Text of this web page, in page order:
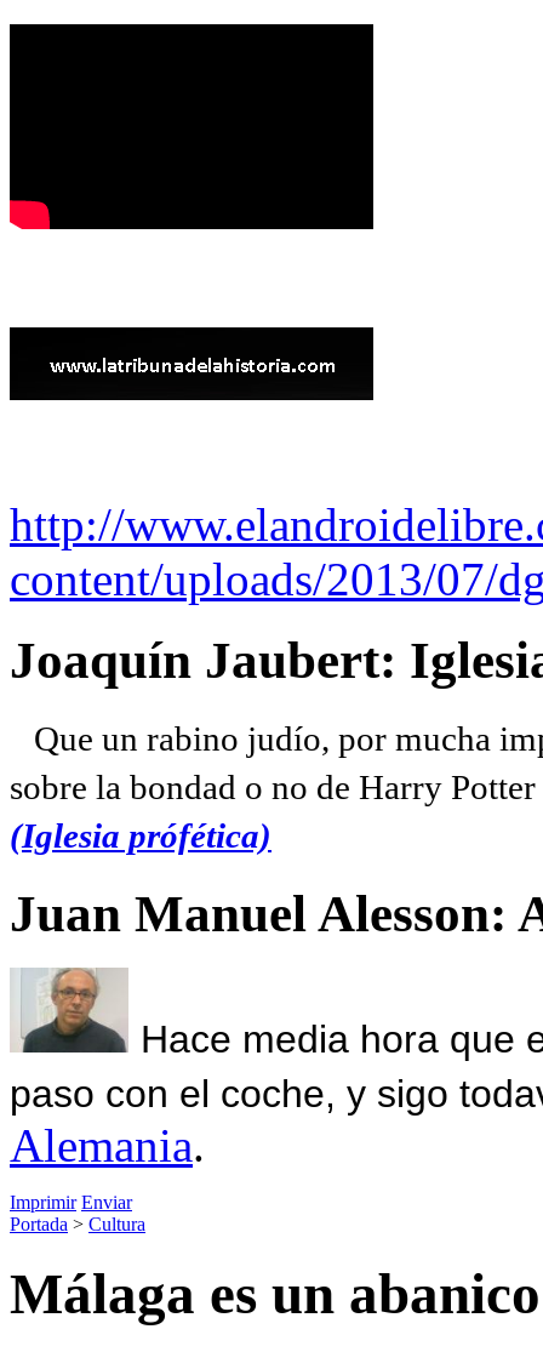
http://
content/uploads/2013/07/
Joaquín Jaubert:
Que un rabino judío, por mucha
sobre la bondad o no de Harry
(Iglesia prófética)
Juan Manuel Alesson:
Hace media hora que
paso con el coche, y sigo
Alemania.
Imprimir Enviar
Portada > Cultura
Málaga es un